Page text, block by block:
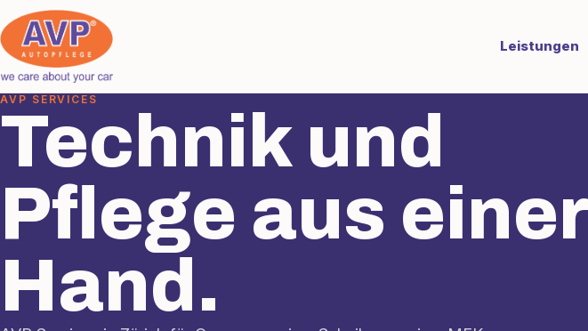
Leistungen
AVP SERVICES
Technik und
Pflege aus einer
Hand.